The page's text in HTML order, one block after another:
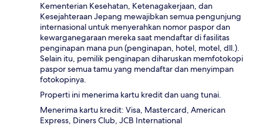
Kementerian Kesehatan, Ketenagakerjaan, dan
Kesejahteraan Jepang mewajibkan semua pengunjung
internasional untuk menyerahkan nomor paspor dan
kewarganegaraan mereka saat mendaftar di fasilitas
penginapan mana pun (penginapan, hotel, motel, dll.).
Selain itu, pemilik penginapan diharuskan memfotokopi
paspor semua tamu yang mendaftar dan menyimpan
fotokopinya.
Properti ini menerima kartu kredit dan uang tunai.
Menerima kartu kredit: Visa, Mastercard, American
Express, Diners Club, JCB International